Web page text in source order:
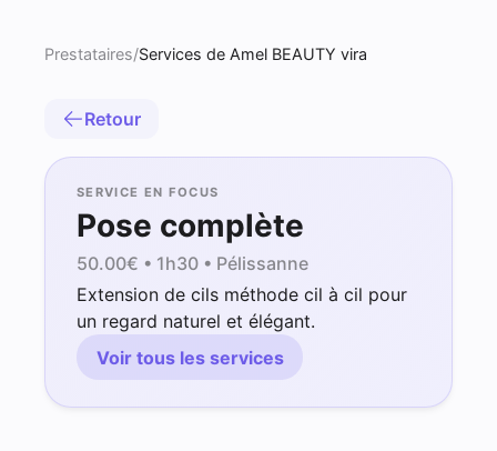
Prestataires/Services de Amel BEAUTY vira
Retour
SERVICE EN FOCUS
Pose complète
50.00€ • 1h30 • Pélissanne
Extension de cils méthode cil à cil pour
un regard naturel et élégant.
Voir tous les services